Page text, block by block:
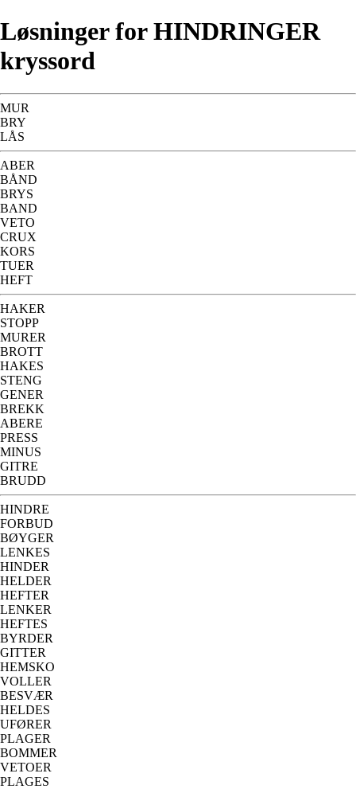
Løsninger for HINDRINGER
kryssord
MUR
BRY
LÅS
ABER
BÅND
BRYS
BAND
VETO
CRUX
KORS
TUER
HEFT
HAKER
STOPP
MURER
BROTT
HAKES
STENG
GENER
BREKK
ABERE
PRESS
MINUS
GITRE
BRUDD
HINDRE
FORBUD
BØYGER
LENKES
HINDER
HELDER
HEFTER
LENKER
HEFTES
BYRDER
GITTER
HEMSKO
VOLLER
BESVÆR
HELDES
UFØRER
PLAGER
BOMMER
VETOER
PLAGES